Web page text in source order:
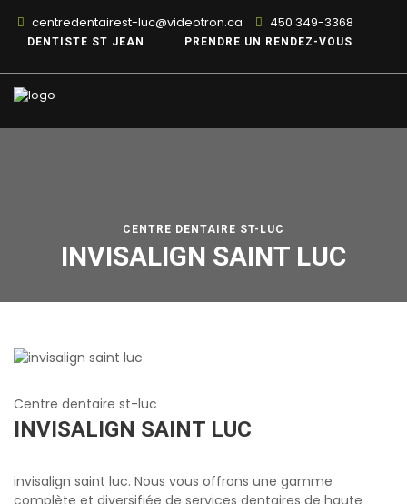
centredentairest-luc@videotron.ca 450 349-3368
DENTISTE ST JEAN PRENDRE UN RENDEZ-VOUS
CENTRE DENTAIRE ST-LUC
INVISALIGN SAINT LUC
Centre dentaire st-luc
INVISALIGN SAINT LUC
invisalign saint luc. Nous vous offrons une gamme
complète et diversifiée de services dentaires de haute